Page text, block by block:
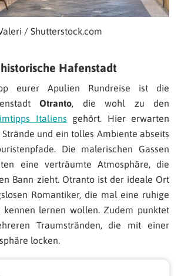
/ Shutterstock.com
Hafenstadt
eurer Apulien Rundreise ist die
Otranto, die wohl zu den
Italiens gehört. Hier erwarten
und ein tolles Ambiente abseits
Die malerischen Gassen
eine verträumte Atmosphäre, die
Bann zieht. Otranto ist der ideale Ort
Romantiker, die mal eine ruhige
lernen wollen. Zudem punktet
Traumstränden, die mit einer
locken.